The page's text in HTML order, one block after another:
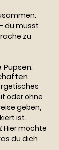
du musst
zu
oder ohne
geben,
ist.
Hier möchte
du dich